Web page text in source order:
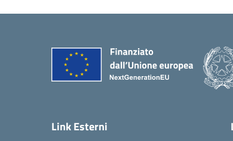
Link Esterni